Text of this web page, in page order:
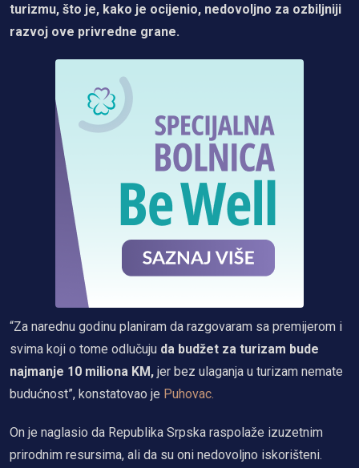
turizmu, što je, kako je ocijenio, nedovoljno za ozbiljniji
razvoj ove privredne grane.
“Za narednu godinu planiram da razgovaram sa premijerom i
svima koji o tome odlučuju da budžet za turizam bude
najmanje 10 miliona KM, jer bez ulaganja u turizam nemate
budućnost”, konstatovao je Puhovac.
On je naglasio da Republika Srpska raspolaže izuzetnim
prirodnim resursima, ali da su oni nedovoljno iskorišteni.